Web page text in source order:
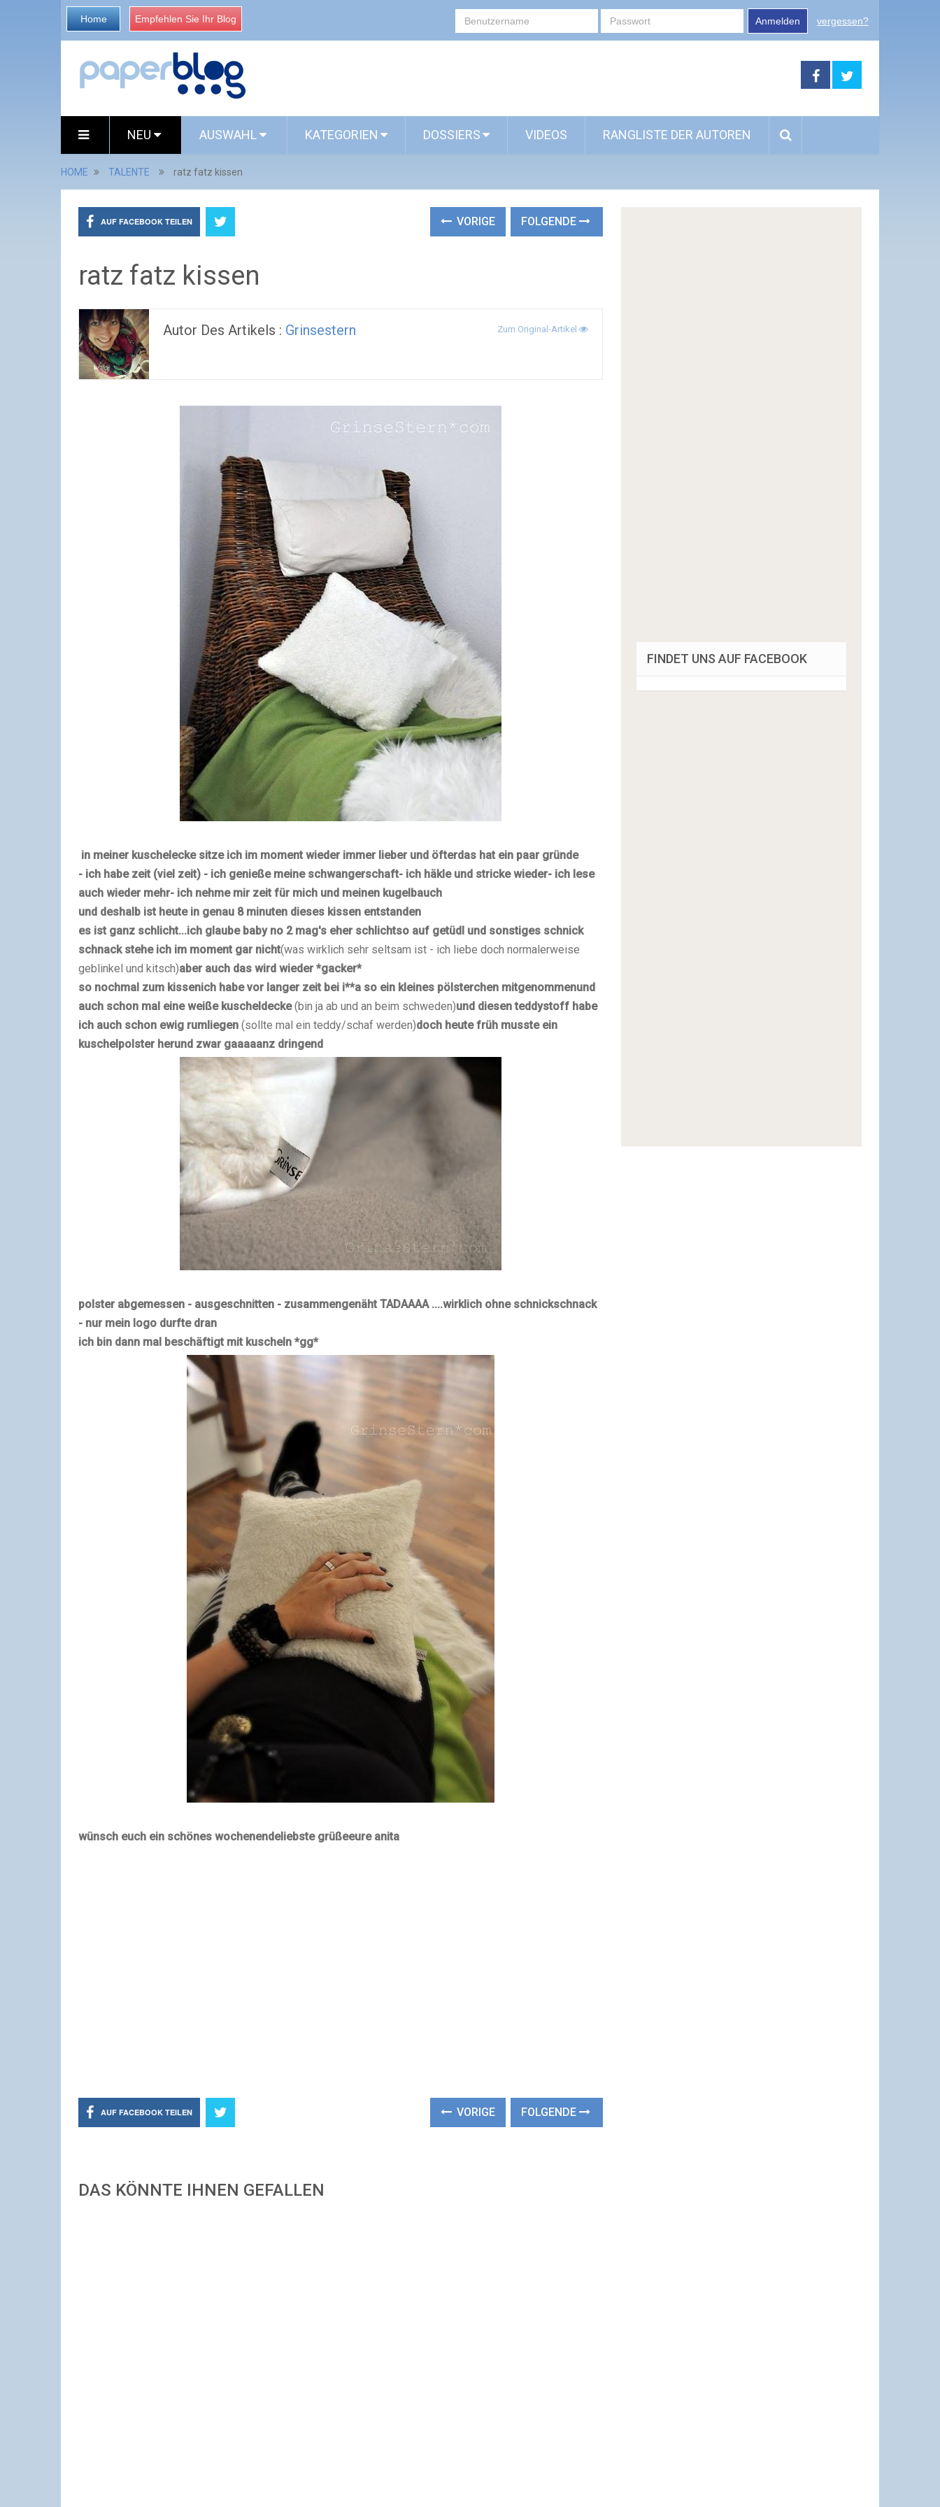
Home Empfehlen Sie Ihr Blog Anmelden vergessen?
NEU AUSWAHL KATEGORIEN DOSSIERS VIDEOS RANGLISTE DER AUTOREN
HOME TALENTE ratz fatz kissen
AUF FACEBOOK TEILEN VORIGE FOLGENDE
ratz fatz kissen
Autor Des Artikels : Grinsestern Zum Original-Artikel
in meiner kuschelecke sitze ich im moment wieder immer lieber und öfterdas hat ein paar gründe
- ich habe zeit (viel zeit) - ich genieße meine schwangerschaft- ich häkle und stricke wieder- ich lese
auch wieder mehr- ich nehme mir zeit für mich und meinen kugelbauch
und deshalb ist heute in genau 8 minuten dieses kissen entstanden
es ist ganz schlicht...ich glaube baby no 2 mag's eher schlichtso auf getüdl und sonstiges schnick
schnack stehe ich im moment gar nicht(was wirklich sehr seltsam ist - ich liebe doch normalerweise
geblinkel und kitsch)aber auch das wird wieder *gacker*
so nochmal zum kissenich habe vor langer zeit bei i**a so ein kleines pölsterchen mitgenommenund
auch schon mal eine weiße kuscheldecke (bin ja ab und an beim schweden)und diesen teddystoff habe
ich auch schon ewig rumliegen (sollte mal ein teddy/schaf werden)doch heute früh musste ein
kuschelpolster herund zwar gaaaaanz dringend
polster abgemessen - ausgeschnitten - zusammengenäht TADAAAA ....wirklich ohne schnickschnack
- nur mein logo durfte dran
ich bin dann mal beschäftigt mit kuscheln *gg*
wünsch euch ein schönes wochenendeliebste grüßeeure anita
AUF FACEBOOK TEILEN VORIGE FOLGENDE
DAS KÖNNTE IHNEN GEFALLEN
FINDET UNS AUF FACEBOOK